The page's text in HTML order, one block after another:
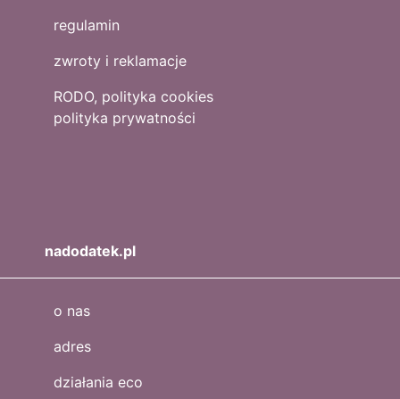
regulamin
zwroty i reklamacje
RODO, polityka cookies
polityka prywatności
nadodatek.pl
o nas
adres
działania eco